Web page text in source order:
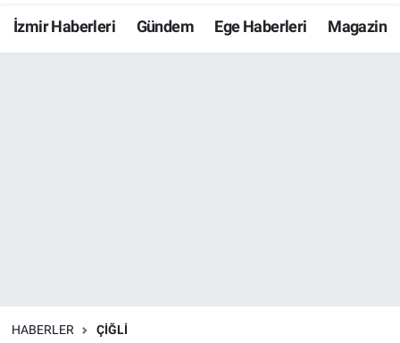
İzmir Haberleri Gündem Ege Haberleri Magazin
HABERLER ÇIĞLI
Resmi İlanlar